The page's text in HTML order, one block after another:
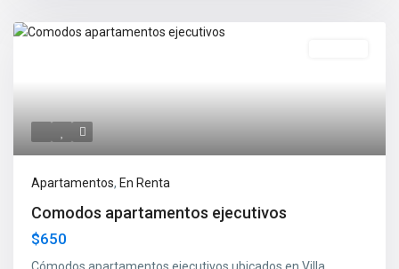
Apartamentos, En Renta
Comodos apartamentos ejecutivos
$650